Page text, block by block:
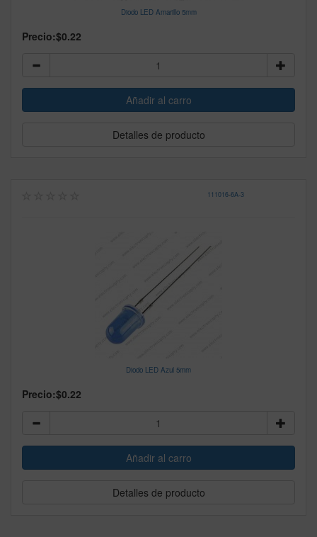
Diodo LED Amarillo 5mm
Precio:$0.22
Detalles de producto
111016-6A-3
Diodo LED Azul 5mm
Precio:$0.22
Detalles de producto